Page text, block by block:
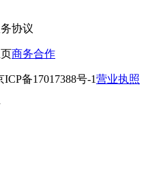
协议
商务合作
ICP备17017388号-1营业执照